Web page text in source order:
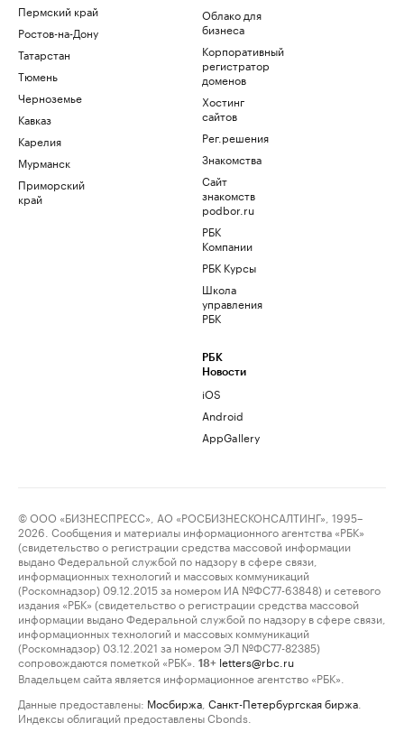
Пермский край
Ростов-на-Дону
Татарстан
Тюмень
Черноземье
Кавказ
Карелия
Мурманск
Приморский
край
Облако для
бизнеса
Корпоративный
регистратор
доменов
Хостинг
сайтов
Рег.решения
Знакомства
Сайт
знакомств
podbor.ru
РБК
Компании
РБК Курсы
Школа
управления
РБК
РБК
Новости
iOS
Android
AppGallery
© ООО «БИЗНЕСПРЕСС», АО «РОСБИЗНЕСКОНСАЛТИНГ», 1995–
2026. Сообщения и материалы информационного агентства «РБК»
(свидетельство о регистрации средства массовой информации
выдано Федеральной службой по надзору в сфере связи,
информационных технологий и массовых коммуникаций
(Роскомнадзор) 09.12.2015 за номером ИА №ФС77-63848) и сетевого
издания «РБК» (свидетельство о регистрации средства массовой
информации выдано Федеральной службой по надзору в сфере связи,
информационных технологий и массовых коммуникаций
(Роскомнадзор) 03.12.2021 за номером ЭЛ №ФС77-82385)
сопровождаются пометкой «РБК».
18+ letters@rbc.ru
Владельцем сайта является информационное агентство «РБК».
Данные предоставлены: Мосбиржа Санкт-Петербургская биржа
Индексы облигаций предоставлены Cbonds.